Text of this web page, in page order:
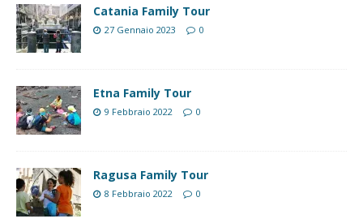
Catania Family Tour
27 Gennaio 2023 0
Etna Family Tour
9 Febbraio 2022 0
Ragusa Family Tour
8 Febbraio 2022 0